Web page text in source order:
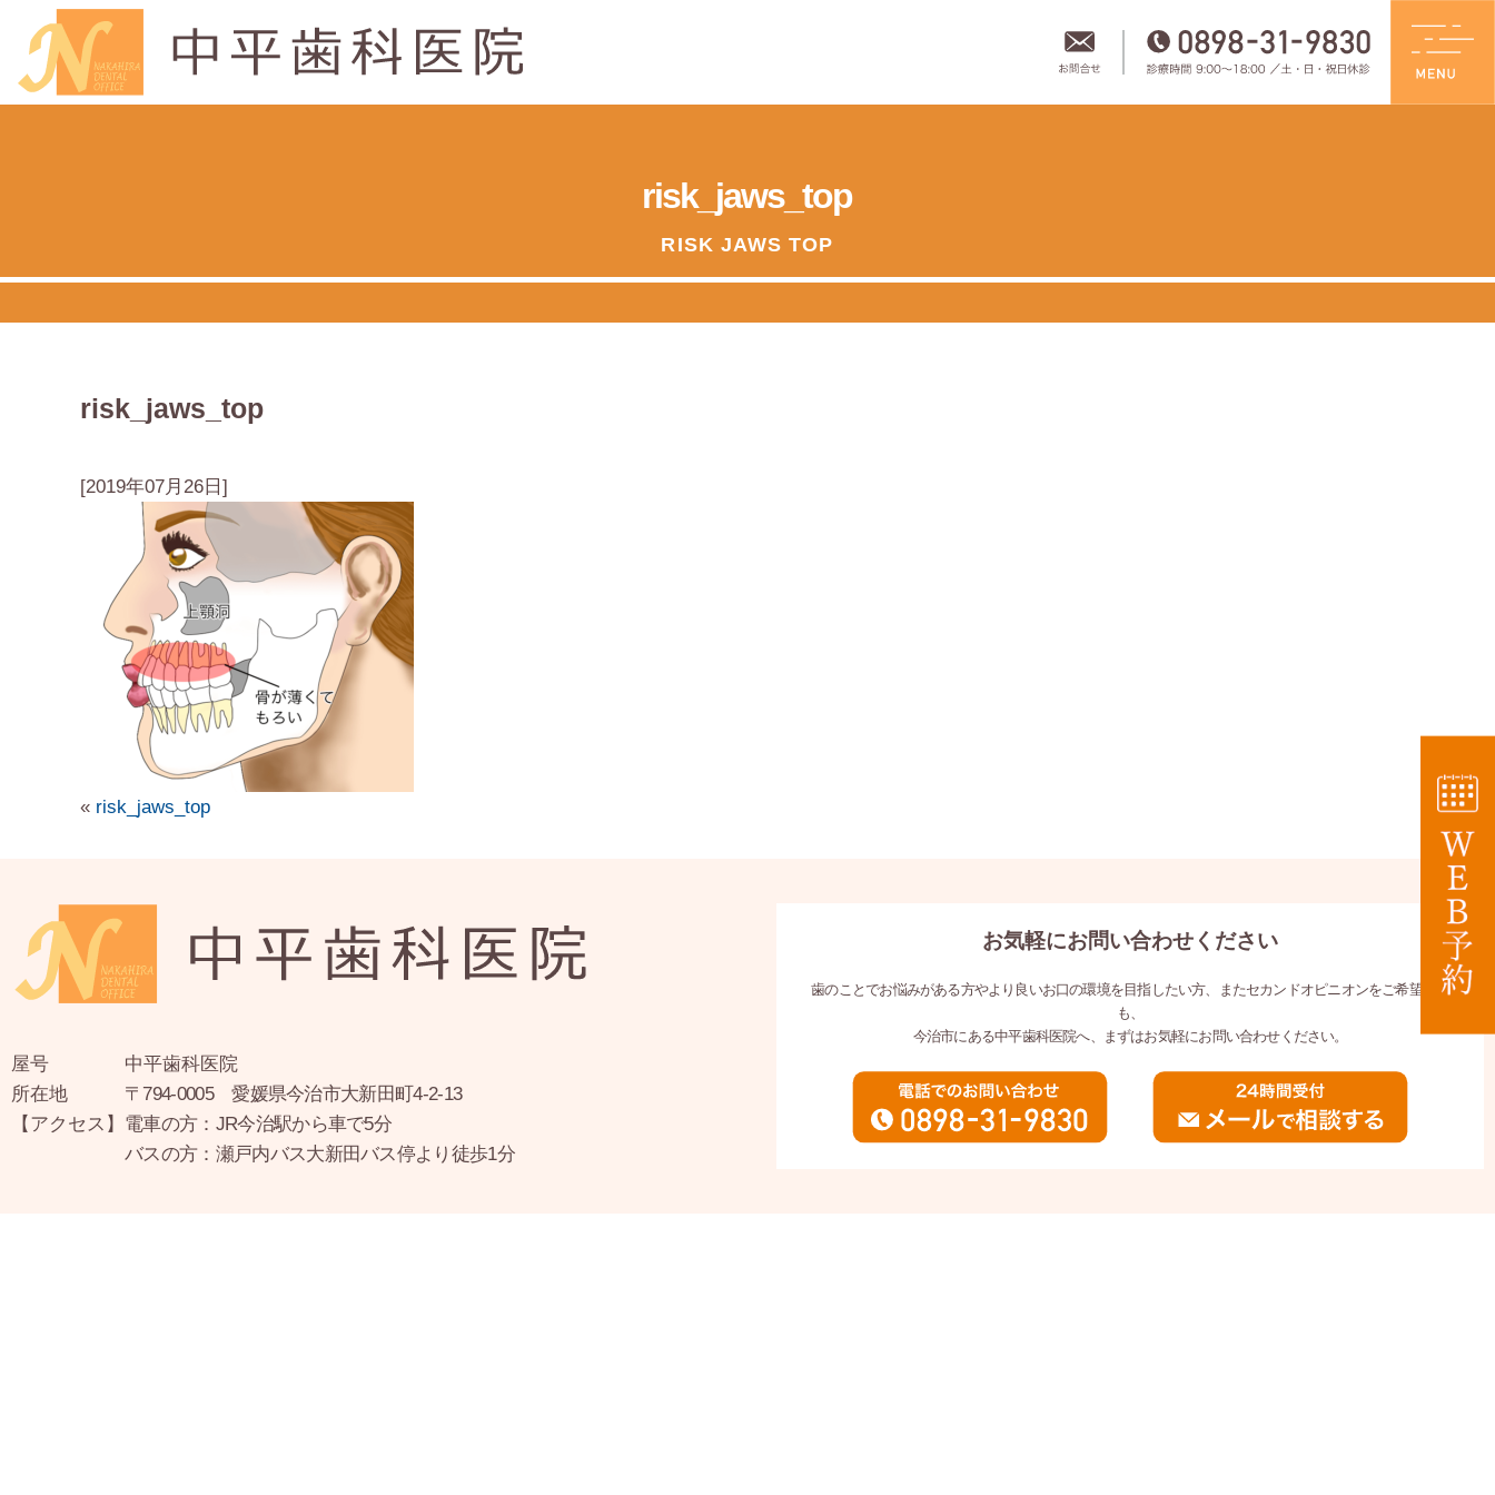
risk_jaws_top
RISK JAWS TOP
risk_jaws_top
[2019年07月26日]
« risk_jaws_top
屋号
中平歯科医院
所在地
〒794-0005 愛媛県今治市大新田町4-2-13
【アクセス】 電車の方：JR今治駅から車で5分
バスの方：瀬戸内バス大新田バス停より徒歩1分
お気軽にお問い合わせください
歯のことでお悩みがある方やより良いお口の環境を目指したい方、またセカンドオピニオンをご希望の方
も、
今治市にある中平歯科医院へ、まずはお気軽にお問い合わせください。